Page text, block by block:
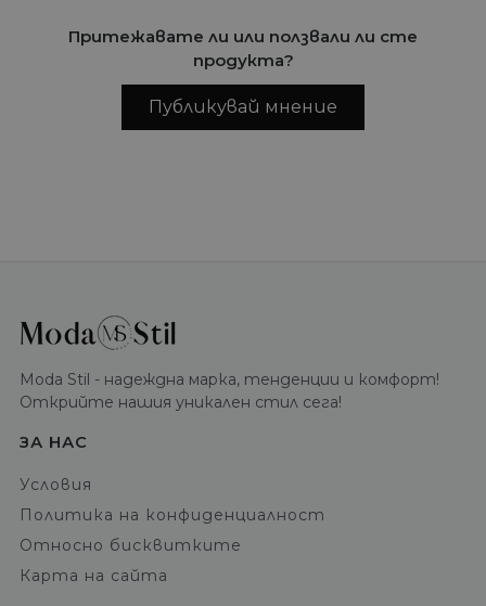
Притежавате ли или ползвали ли сте
продукта?
Публикувай мнение
Moda Stil - надеждна марка, тенденции и комфорт!
Открийте нашия уникален стил сега!
ЗА НАС
Условия
Политика на конфиденциалност
Относно бисквитките
Карта на сайта